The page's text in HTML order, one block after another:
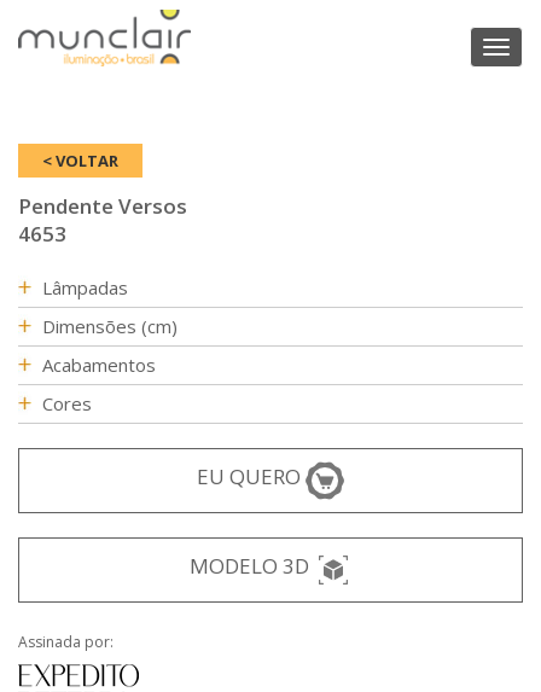
Toggle
< VOLTAR
Pendente Versos
4653
Lâmpadas
Dimensões (cm)
Acabamentos
Cores
EU QUERO
MODELO 3D
Assinada por: